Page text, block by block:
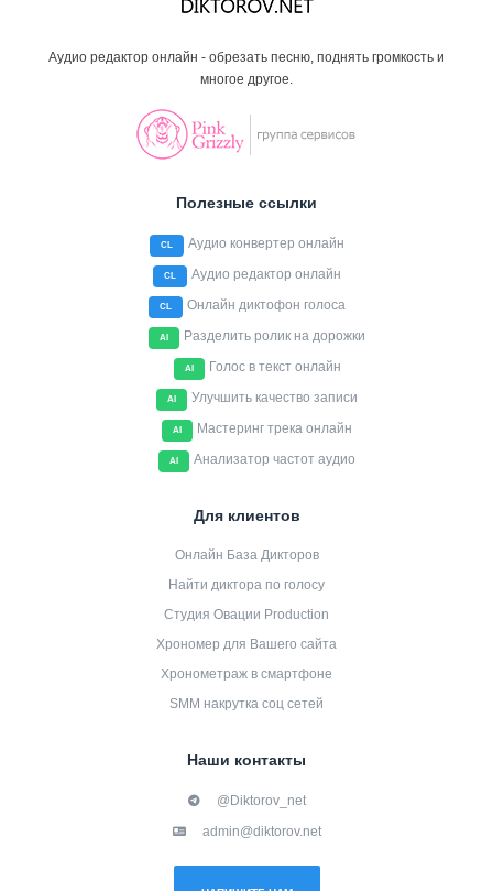
Аудио редактор онлайн - обрезать песню, поднять громкость и
многое другое.
Полезные ссылки
CL Аудио конвертер онлайн
CL Аудио редактор онлайн
CL Онлайн диктофон голоса
AI Разделить ролик на дорожки
AI Голос в текст онлайн
AI Улучшить качество записи
AI Мастеринг трека онлайн
AI Анализатор частот аудио
Для клиентов
Онлайн База Дикторов
Найти диктора по голосу
Студия Овации Production
Хрономер для Вашего сайта
Хронометраж в смартфоне
SMM накрутка соц сетей
Наши контакты
@Diktorov_net
admin@diktorov.net